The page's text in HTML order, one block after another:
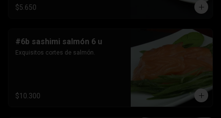
$5.650
#6b sashimi salmón 6 u
Exquisitos cortes de salmón.
$10.300